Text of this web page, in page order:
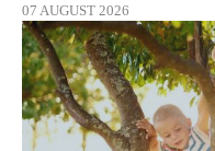
07 AUGUST 2026